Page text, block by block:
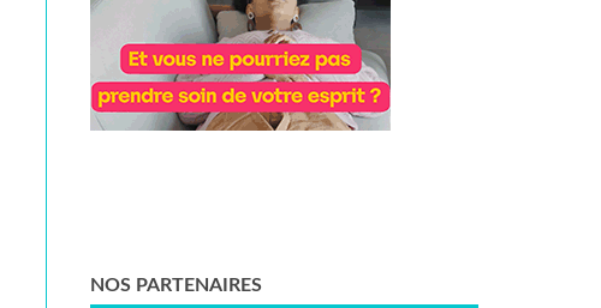
NOS PARTENAIRES